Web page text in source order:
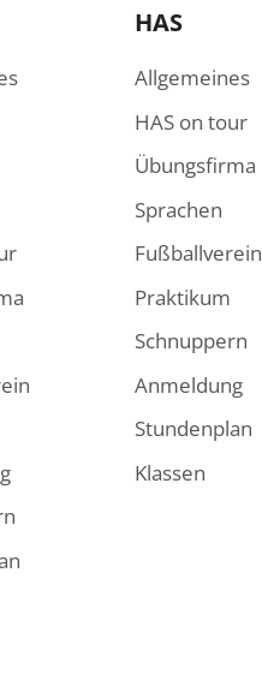
HAS
Allgemeines
HAS on tour
Übungsfirma
Sprachen
Fußballverein
Praktikum
Schnuppern
Anmeldung
Stundenplan
Klassen